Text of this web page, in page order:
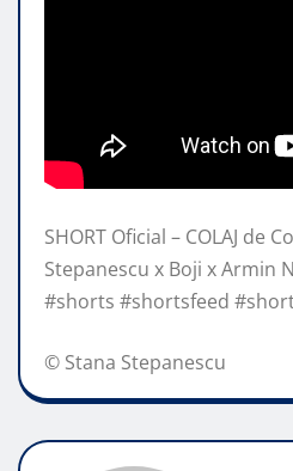
SHORT Oficial – COLAJ de
Stepanescu x Boji x Armin
#shorts #shortsfeed
© Stana Stepanescu